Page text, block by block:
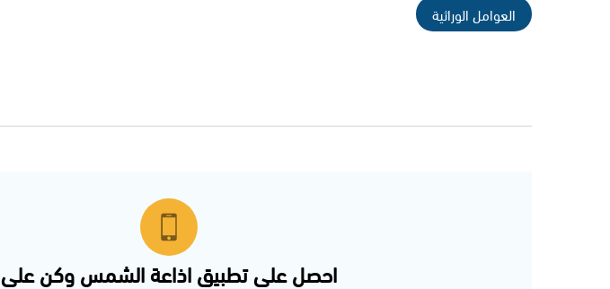
العوامل الوراثية
احصل على تطبيق اذاعة الشمس وكن على